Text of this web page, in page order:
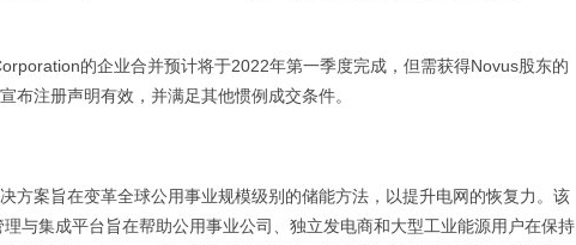
的企业合并预计将于2022年第一季度完成，但需获得Novus股东的
布注册声明有效，并满足其他惯例成交条件。
方案旨在变革全球公用事业规模级别的储能方法，以提升电网的恢复力。该
与集成平台旨在帮助公用事业公司、独立发电商和大型工业能源用户在保持